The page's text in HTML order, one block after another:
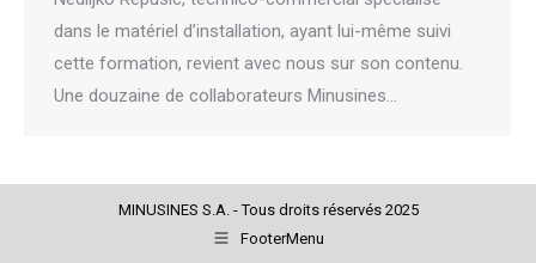
dans le matériel d’installation, ayant lui-même suivi
cette formation, revient avec nous sur son contenu.
Une douzaine de collaborateurs Minusines…
MINUSINES S.A. - Tous droits réservés 2025
FooterMenu